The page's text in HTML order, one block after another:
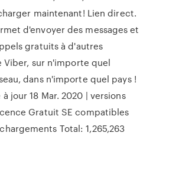
maintenant! Lien direct.
d'envoyer des messages et
gratuits à d'autres
Viber, sur n'importe quel
dans n'importe quel pays !
jour 18 Mar. 2020 | versions
Gratuit SE compatibles
Total: 1,265,263